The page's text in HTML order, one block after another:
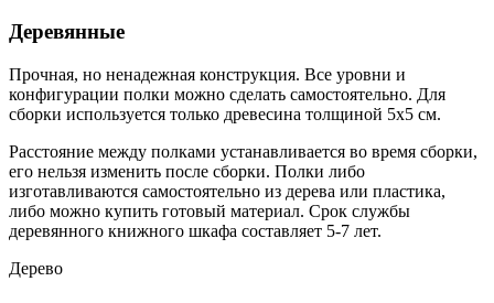
Деревянные
Прочная, но ненадежная конструкция. Все уровни и
конфигурации полки можно сделать самостоятельно. Для
сборки используется только древесина толщиной 5х5 см.
Расстояние между полками устанавливается во время сборки,
его нельзя изменить после сборки. Полки либо
изготавливаются самостоятельно из дерева или пластика,
либо можно купить готовый материал. Срок службы
деревянного книжного шкафа составляет 5-7 лет.
Дерево